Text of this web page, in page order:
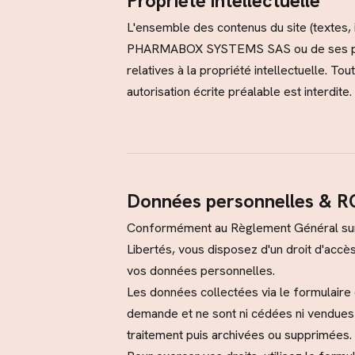
L'ensemble des contenus du site
PHARMABOX SYSTEMS SAS ou de
relatives à la propriété intellectuelle.
autorisation écrite préalable est interdite.
Données personnelles &
Conformément au Règlement Général
Libertés, vous disposez d'un droit
vos données personnelles.
Les données collectées via le
demande et ne sont ni cédées ni
traitement puis archivées ou supprimées.